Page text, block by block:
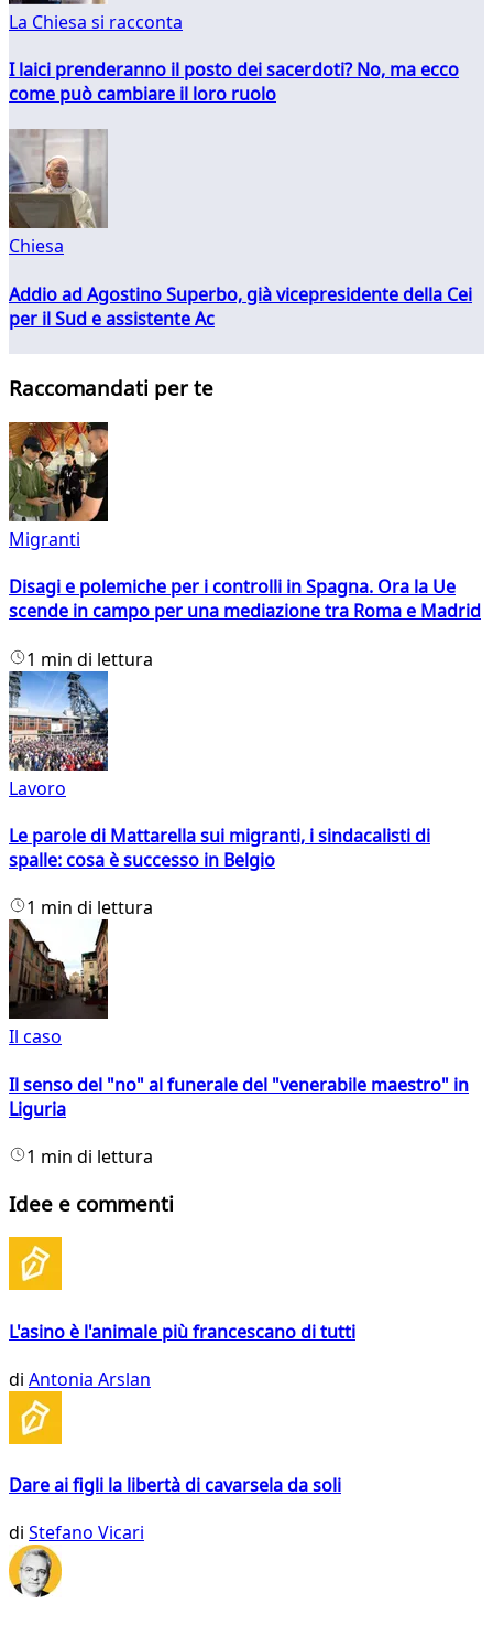
La Chiesa si racconta
I laici prenderanno il posto dei sacerdoti? No, ma ecco
come può cambiare il loro ruolo
Chiesa
Addio ad Agostino Superbo, già vicepresidente della Cei
per il Sud e assistente Ac
Raccomandati per te
Migranti
Disagi e polemiche per i controlli in Spagna. Ora la Ue
scende in campo per una mediazione tra Roma e Madrid
1 min di lettura
Lavoro
Le parole di Mattarella sui migranti, i sindacalisti di
spalle: cosa è successo in Belgio
1 min di lettura
Il caso
Il senso del "no" al funerale del "venerabile maestro" in
Liguria
1 min di lettura
Idee e commenti
L'asino è l'animale più francescano di tutti
di Antonia Arslan
Dare ai figli la libertà di cavarsela da soli
di Stefano Vicari